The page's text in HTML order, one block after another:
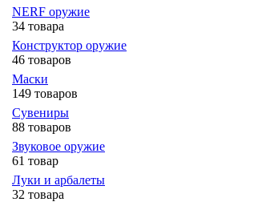
NERF оружие
34 товара
Конструктор оружие
46 товаров
Маски
149 товаров
Сувениры
88 товаров
Звуковое оружие
61 товар
Луки и арбалеты
32 товара